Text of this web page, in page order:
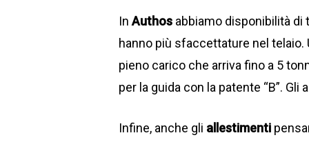
In Authos abbiamo disponibilità di
hanno più sfaccettature nel
pieno carico che arriva fino a 5
per la guida con la patente “B”. Gli
Infine, anche gli allestimenti